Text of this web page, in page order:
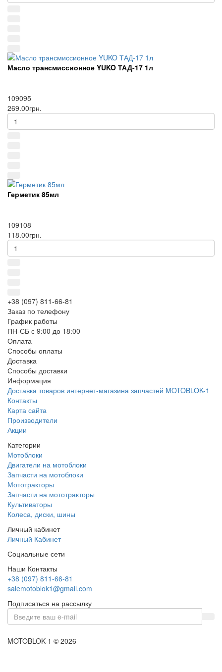
Масло трансмиссионное YUKO ТАД-17 1л
109095
269.00грн.
Герметик 85мл
109108
118.00грн.
+38 (097) 811-66-81
Заказ по телефону
График работы
ПН-СБ с 9:00 до 18:00
Оплата
Способы оплаты
Доставка
Способы доставки
Информация
Доставка товаров интернет-магазина запчастей MOTOBLOK-1
Контакты
Карта сайта
Производители
Акции
Категории
Мотоблоки
Двигатели на мотоблоки
Запчасти на мотоблоки
Мототракторы
Запчасти на мототракторы
Культиваторы
Колеса, диски, шины
Личный кабинет
Личный Кабинет
Социальные сети
Наши Контакты
+38 (097) 811-66-81
salemotoblok1@gmail.com
Подписаться на рассылку
MOTOBLOK-1 © 2026